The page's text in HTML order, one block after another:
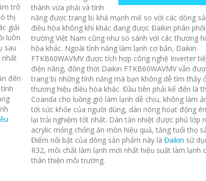
trở
thị
giải
luôn
sau
nhất
đến
thành vừa phải và tính
năng được trang bị khá mạnh mẽ so với các dòng
điều hòa không khí khác đang được Đaikin phân
trường Việt Nam cũng như so sánh với các thương
hòa khác. Ngoài tính năng làm lạnh cơ bản, Daikin
FTKB60WAVMV được tích hợp công nghệ Inverter
điện năng, đồng thời Daikin FTKB60WAVMV vẫn
trang bị những tính năng mà bạn không dễ tìm thấy
thương hiệu điều hòa khác. Đầu tiên phải kể đến là
Coanda cho luồng gió làm lạnh dễ chịu, không làm
tới sức khỏe của người dùng, dàn nóng hoạt động
lại trải nghiệm tốt nhất. Dàn tản nhiệt được phủ lớp
acrylic mỏng chống ăn mòn hiệu quả, tăng tuổi thọ
Điểm nổi bật của dòng sản phẩm này làĐaikin sử
R32, môi chất làm lạnh mới nhất hiệu suất làm lạnh
thân thiện môi trường.
thương hiệu Daikin, hầu
tiêu dùng Việt Nam đã
còn lạ lẫm gì về một...
more
nghệ chăm sóc
khỏe trên máy điều
Daikin
Nói tới thương hiệu
hết người tiêu dùng
không còn lạ lẫm gì
read more
26
3 công nghệ
sức khỏe trên